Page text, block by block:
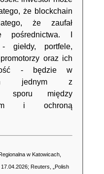
że blockchain
że zaufał
pośrednictwa. I
giełdy, portfele,
oraz ich
- będzie w
jednym z
sporu między
i ochroną
w Katowicach,
Reuters, „Polish